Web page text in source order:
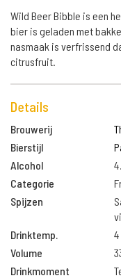
Wild Beer Bibble is een
bier is geladen met
nasmaak is verfrissend
citrusfruit.
Details
Brouwerij
Bierstijl
Alcohol
Categorie
Spijzen
Drinktemp.
4
Volume
Drinkmoment